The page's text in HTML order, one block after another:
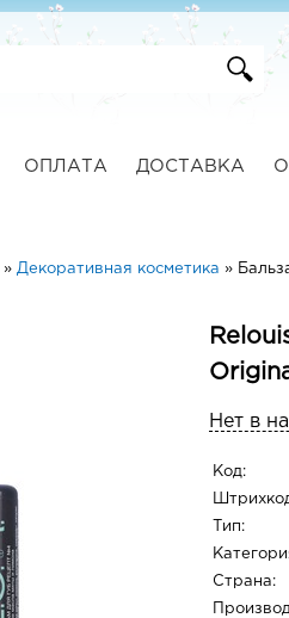
ОПЛАТА ДОСТАВКА
» Декоративная косметика »
Нет в
Код:
Тип:
Страна: